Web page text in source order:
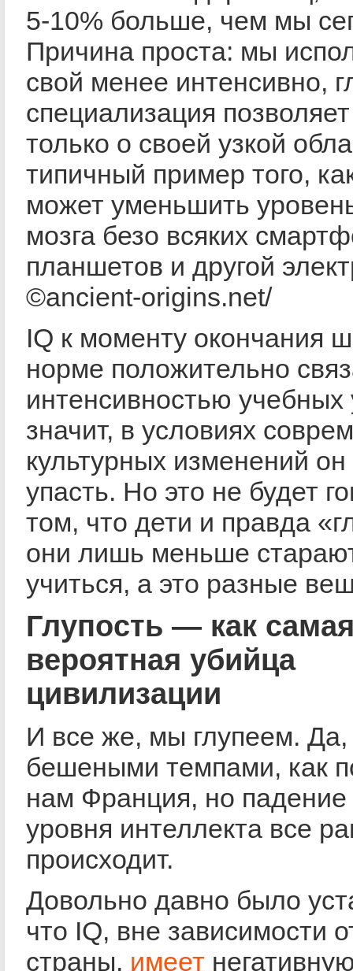
5-10% больше, чем мы
Причина проста: мы
свой менее интенсивно,
специализация
только о своей узкой
типичный пример того,
может уменьшить
мозга безо всяких
планшетов и другой
©ancient-origins.net/
IQ к моменту окончания
норме положительно
интенсивностью
значит, в условиях
культурных изменений
упасть. Но это не будет
том, что дети и правда
они лишь меньше
учиться, а это разные
Глупость — как
вероятная убийца
цивилизации
И все же, мы глупеем. Да,
бешеными темпами, как
нам Франция, но падение
уровня интеллекта все
происходит.
Довольно давно было
что IQ, вне зависимости
страны, имеет